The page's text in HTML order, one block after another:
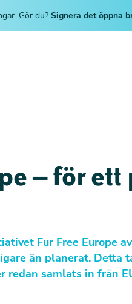
Gör du? Signera det öppna
– för
Fur Free Europe
än planerat. Detta
samlats in från